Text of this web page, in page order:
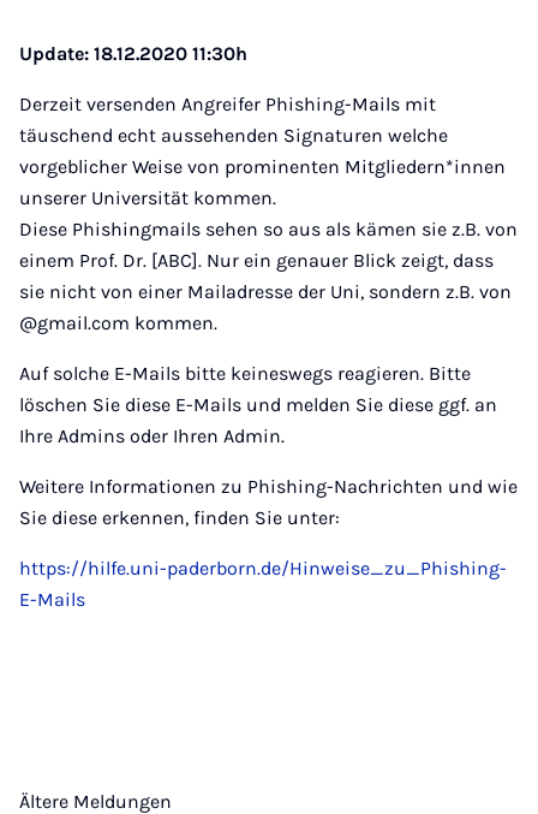
Update: 18.12.2020 11:30h
Derzeit versenden Angreifer Phishing-Mails mit
täuschend echt aussehenden Signaturen welche
vorgeblicher Weise von prominenten Mitgliedern*innen
unserer Universität kommen.
Diese Phishingmails sehen so aus als kämen sie z.B. von
einem Prof. Dr. [ABC]. Nur ein genauer Blick zeigt, dass
sie nicht von einer Mailadresse der Uni, sondern z.B. von
@gmail.com kommen.
Auf solche E-Mails bitte keineswegs reagieren. Bitte
löschen Sie diese E-Mails und melden Sie diese ggf. an
Ihre Admins oder Ihren Admin.
Weitere Informationen zu Phishing-Nachrichten und wie
Sie diese erkennen, finden Sie unter:
https://hilfe.uni-paderborn.de/Hinweise_zu_Phishing-
E-Mails
Ältere Meldungen